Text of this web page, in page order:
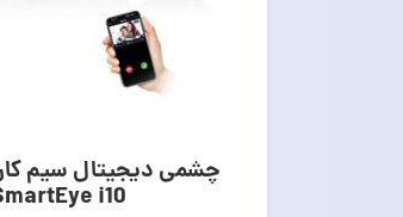
چشمی دیجیتال سیم
i10